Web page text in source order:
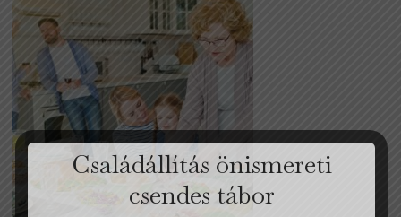
Családállítás önismereti
csendes tábor